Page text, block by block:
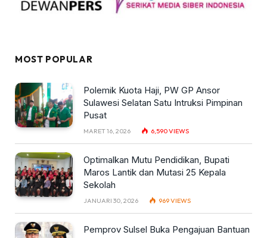
MOST POPULAR
Polemik Kuota Haji, PW GP Ansor
Sulawesi Selatan Satu Intruksi Pimpinan
Pusat
MARET 16, 2026 6,590VIEWS
Optimalkan Mutu Pendidikan, Bupati
Maros Lantik dan Mutasi 25 Kepala
Sekolah
JANUARI 30, 2026 969VIEWS
Pemprov Sulsel Buka Pengajuan Bantuan